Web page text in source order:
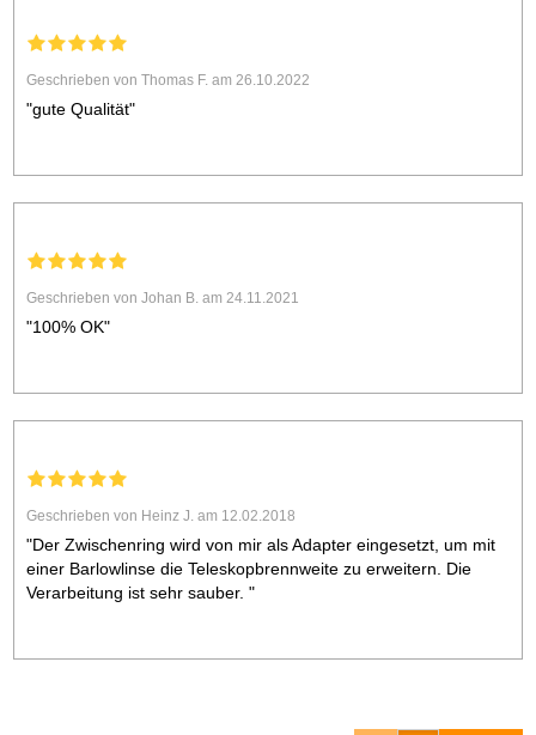
Geschrieben von Thomas F. am 26.10.2022
"gute Qualität"
Geschrieben von Johan B. am 24.11.2021
"100% OK"
Geschrieben von Heinz J. am 12.02.2018
"Der Zwischenring wird von mir als Adapter eingesetzt, um mit
einer Barlowlinse die Teleskopbrennweite zu erweitern. Die
Verarbeitung ist sehr sauber. "